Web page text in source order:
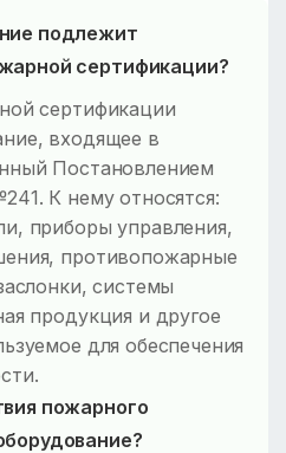
подлежит
сертификации?
сертификации
входящее в
Постановлением
К нему относятся:
приборы управления,
противопожарные
системы
продукция и другое
для обеспечения
пожарного